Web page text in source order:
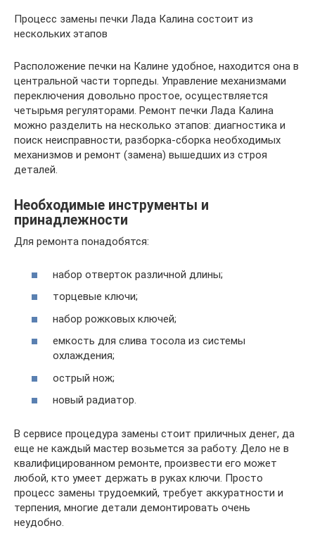
Процесс замены печки Лада Калина состоит из
нескольких этапов
Расположение печки на Калине удобное, находится она в
центральной части торпеды. Управление механизмами
переключения довольно простое, осуществляется
четырьмя регуляторами. Ремонт печки Лада Калина
можно разделить на несколько этапов: диагностика и
поиск неисправности, разборка-сборка необходимых
механизмов и ремонт (замена) вышедших из строя
деталей.
Необходимые инструменты и
принадлежности
Для ремонта понадобятся:
набор отверток различной длины;
торцевые ключи;
набор рожковых ключей;
емкость для слива тосола из системы
охлаждения;
острый нож;
новый радиатор.
В сервисе процедура замены стоит приличных денег, да
еще не каждый мастер возьмется за работу. Дело не в
квалифицированном ремонте, произвести его может
любой, кто умеет держать в руках ключи. Просто
процесс замены трудоемкий, требует аккуратности и
терпения, многие детали демонтировать очень
неудобно.